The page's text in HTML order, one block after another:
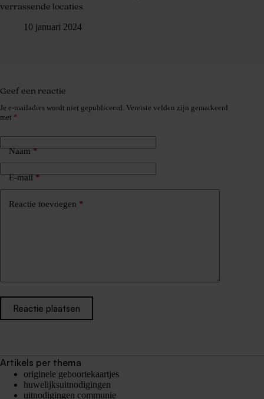
verrassende locaties
10 januari 2024
Geef een reactie
Je e-mailadres wordt niet gepubliceerd. Vereiste velden zijn gemarkeerd
met *
Naam*
E-mail*
Reactie toevoegen *
Reactie plaatsen
Artikels per thema
originele geboortekaartjes
huwelijksuitnodigingen
uitnodigingen communie